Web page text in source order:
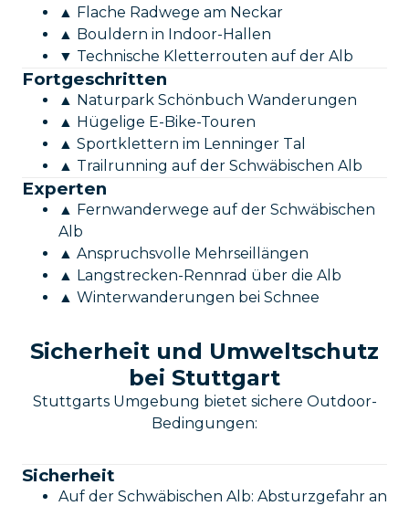
▲ Flache Radwege am Neckar
▲ Bouldern in Indoor-Hallen
▼ Technische Kletterrouten auf der Alb
Fortgeschritten
▲ Naturpark Schönbuch Wanderungen
▲ Hügelige E-Bike-Touren
▲ Sportklettern im Lenninger Tal
▲ Trailrunning auf der Schwäbischen Alb
Experten
▲ Fernwanderwege auf der Schwäbischen
Alb
▲ Anspruchsvolle Mehrseillängen
▲ Langstrecken-Rennrad über die Alb
▲ Winterwanderungen bei Schnee
Sicherheit und Umweltschutz
bei Stuttgart
Stuttgarts Umgebung bietet sichere Outdoor-
Bedingungen:
Sicherheit
Auf der Schwäbischen Alb: Absturzgefahr an